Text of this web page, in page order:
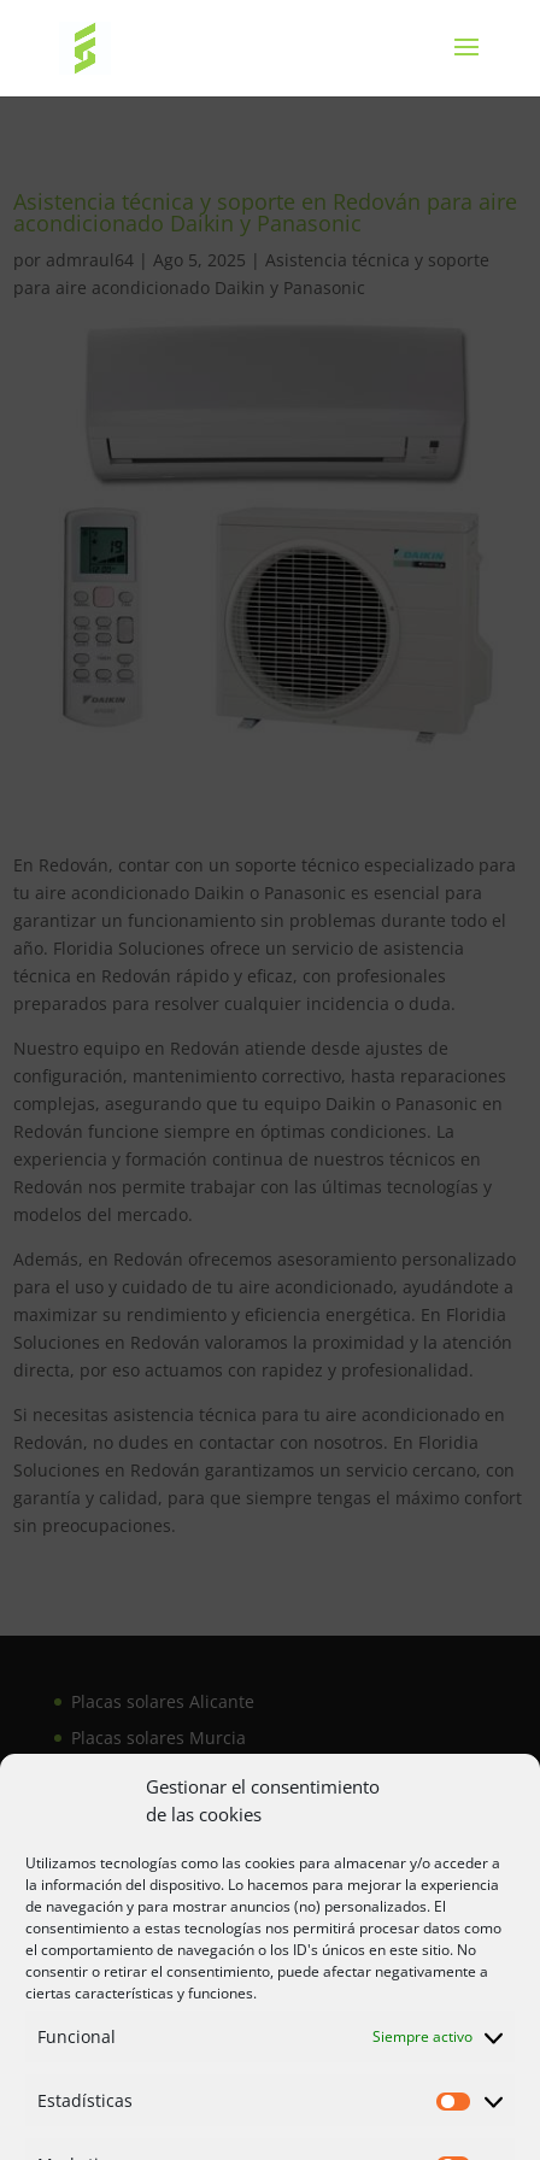
Gestionar el consentimiento
de las cookies
Utilizamos tecnologías como las cookies para almacenar y/o acceder a
la información del dispositivo. Lo hacemos para mejorar la experiencia
de navegación y para mostrar anuncios (no) personalizados. El
consentimiento a estas tecnologías nos permitirá procesar datos como
el comportamiento de navegación o los ID's únicos en este sitio. No
consentir o retirar el consentimiento, puede afectar negativamente a
ciertas características y funciones.
Funcional Siempre activo
Estadísticas
Asistencia técnica y soporte en Redován para aire
acondicionado Daikin y Panasonic
por admraul64 |Ago 5, 2025 |Asistencia técnica y soporte
para aire acondicionado Daikin y Panasonic
En Redován, contar con un soporte técnico especializado para
tu aire acondicionado Daikin o Panasonic es esencial para
garantizar un funcionamiento sin problemas durante todo el
año. Floridia Soluciones ofrece un servicio de asistencia
técnica en Redován rápido y eficaz, con profesionales
preparados para resolver cualquier incidencia o duda.
Nuestro equipo en Redován atiende desde ajustes de
configuración, mantenimiento correctivo, hasta reparaciones
complejas, asegurando que tu equipo Daikin o Panasonic en
Redován funcione siempre en óptimas condiciones. La
experiencia y formación continua de nuestros técnicos en
Redován nos permite trabajar con las últimas tecnologías y
modelos del mercado.
Además, en Redován ofrecemos asesoramiento personalizado
para el uso y cuidado de tu aire acondicionado, ayudándote a
maximizar su rendimiento y eficiencia energética. En Floridia
Soluciones en Redován valoramos la proximidad y la atención
directa, por eso actuamos con rapidez y profesionalidad.
Si necesitas asistencia técnica para tu aire acondicionado en
Redován, no dudes en contactar con nosotros. En Floridia
Soluciones en Redován garantizamos un servicio cercano, con
garantía y calidad, para que siempre tengas el máximo confort
sin preocupaciones.
Placas solares Alicante
Placas solares Murcia
Aire acondicionado Alicante
Aire acondicionador Murcia
Aire acondicionado San Juan
Privacidad